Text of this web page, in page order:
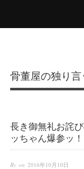
骨董屋の独り言
長き御無礼お詫
ッちゃん爆参ッ！
By on 2016年10月10日